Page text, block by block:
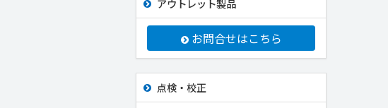
アウトレット製品
お問合せはこちら
点検・校正